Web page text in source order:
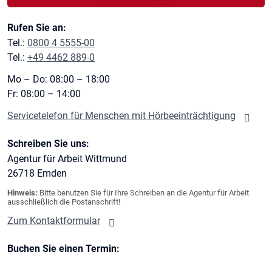
Rufen Sie an:
Tel.: 0800 4 5555-00
Tel.: +49 4462 889-0
Mo – Do: 08:00 – 18:00
Fr: 08:00 – 14:00
Servicetelefon für Menschen mit Hörbeeinträchtigung
Schreiben Sie uns:
Agentur für Arbeit Wittmund
26718 Emden
Hinweis: Bitte benutzen Sie für Ihre Schreiben an die Agentur für Arbeit
ausschließlich die Postanschrift!
Zum Kontaktformular
Buchen Sie einen Termin: